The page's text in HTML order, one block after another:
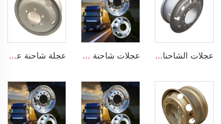
عجلات الشاحنات الثقيلة 8.5-24 أطراف عجلات فولاذية 8.50-24 بوصة لعجلات الإطارات 1200-24 عجلات شاحنة من مادة الألمنيوم حجم 22.5 عجلات ألومنيوم عجلة شاحنة عالية الجودة، إطار فولاذي مقاس 6.75x22.5 مع 6 ثقوب لاطارات مقاس 225/70R22.5